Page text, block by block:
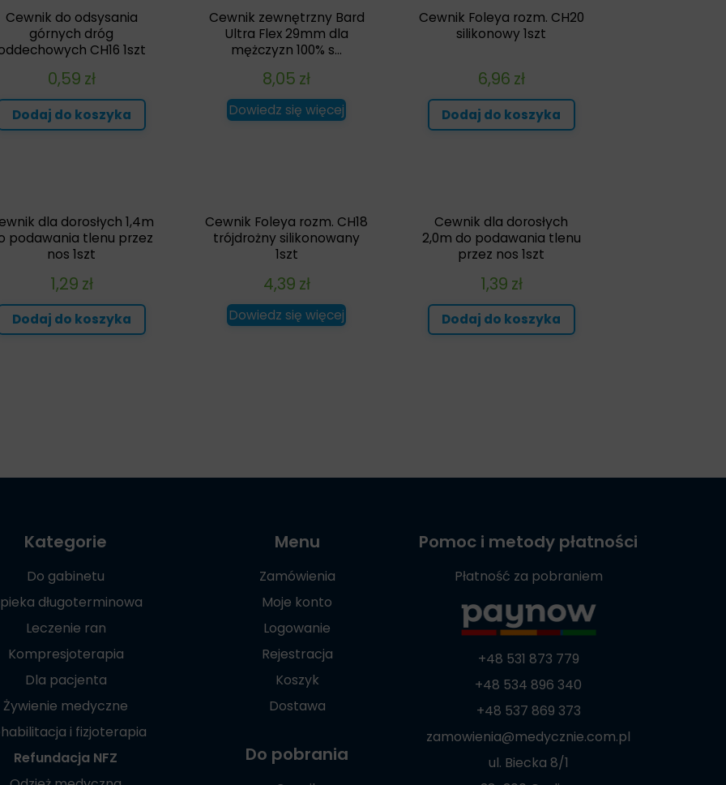
Cewnik do odsysania
górnych dróg
CH16 1szt
0,59 zł
Dodaj do koszyka
Cewnik zewnętrzny Bard
Ultra Flex 29mm dla
mężczyzn 100% s...
8,05 zł
Dowiedz się więcej
Cewnik Foleya rozm. CH20
silikonowy 1szt
6,96 zł
Dodaj do koszyka
dla dorosłych 1,4m
podawania tlenu przez
nos 1szt
1,29 zł
Dodaj do koszyka
Cewnik Foleya rozm. CH18
trójdrożny silikonowany
1szt
4,39 zł
Dowiedz się więcej
Cewnik dla dorosłych
2,0m do podawania tlenu
przez nos 1szt
1,39 zł
Dodaj do koszyka
Kategorie
Do gabinetu
długoterminowa
Leczenie ran
Kompresjoterapia
Dla pacjenta
Żywienie medyczne
i fizjoterapia
Refundacja NFZ
Menu
Zamówienia
Moje konto
Logowanie
Rejestracja
Koszyk
Dostawa
Do pobrania
Pomoc i metody płatności
Płatność za pobraniem
+48 531 873 779
+48 534 896 340
+48 537 869 373
zamowienia@medycznie.com.pl
ul. Biecka 8/1